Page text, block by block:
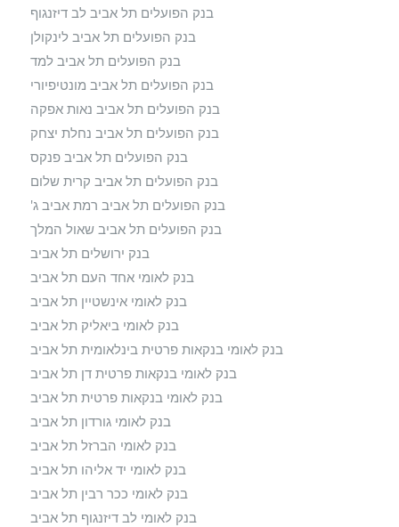
בנק הפועלים תל אביב לב דיזנגוף
בנק הפועלים תל אביב לינקולן
בנק הפועלים תל אביב למד
בנק הפועלים תל אביב מונטיפיורי
בנק הפועלים תל אביב נאות אפקה
בנק הפועלים תל אביב נחלת יצחק
בנק הפועלים תל אביב פנקס
בנק הפועלים תל אביב קרית שלום
בנק הפועלים תל אביב רמת אביב ג'
בנק הפועלים תל אביב שאול המלך
בנק ירושלים תל אביב
בנק לאומי אחד העם תל אביב
בנק לאומי אינשטיין תל אביב
בנק לאומי ביאליק תל אביב
בנק לאומי בנקאות פרטית בינלאומית תל אביב
בנק לאומי בנקאות פרטית דן תל אביב
בנק לאומי בנקאות פרטית תל אביב
בנק לאומי גורדון תל אביב
בנק לאומי הברזל תל אביב
בנק לאומי יד אליהו תל אביב
בנק לאומי ככר רבין תל אביב
בנק לאומי לב דיזנגוף תל אביב